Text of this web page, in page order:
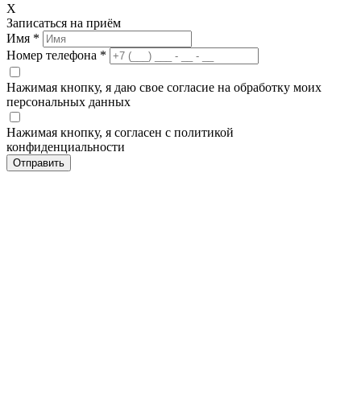
X
Записаться на приём
Имя *
Номер телефона *
Нажимая кнопку, я даю свое согласие на обработку моих
персональных данных
Нажимая кнопку, я согласен с политикой
конфиденциальности